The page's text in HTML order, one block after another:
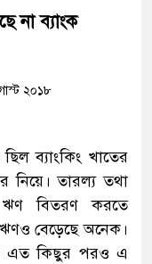
না ব্যাংক
২০১৮
ব্যাংকিং খাতের
নিয়ে। তারল্য তথা
ঋণ বিতরণ করতে
বেড়েছে অনেক।
এত কিছুর পরও এ